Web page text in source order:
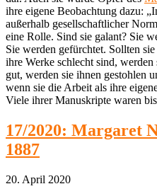
ihre eigene Beobachtung dazu:
außerhalb gesellschaftlicher
eine Rolle. Sind sie galant? Sie
Sie werden gefürchtet. Sollten
ihre Werke schlecht sind,
gut, werden sie ihnen gestohlen
wenn sie die Arbeit als ihre
Viele ihrer Manuskripte waren
17/2020: Margaret
1887
20. April 2020